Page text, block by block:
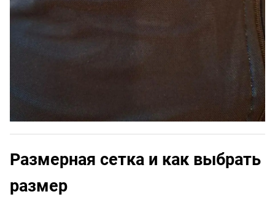
Размерная сетка и как выбрать
размер